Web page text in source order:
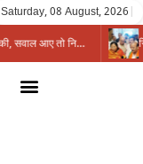
Saturday, 08 August, 2026
मंत्री आईं, समीक्षा की, सवाल आए तो निकल गईं – खाली जयंत चौंकीं पर नहीं दिया जवाब